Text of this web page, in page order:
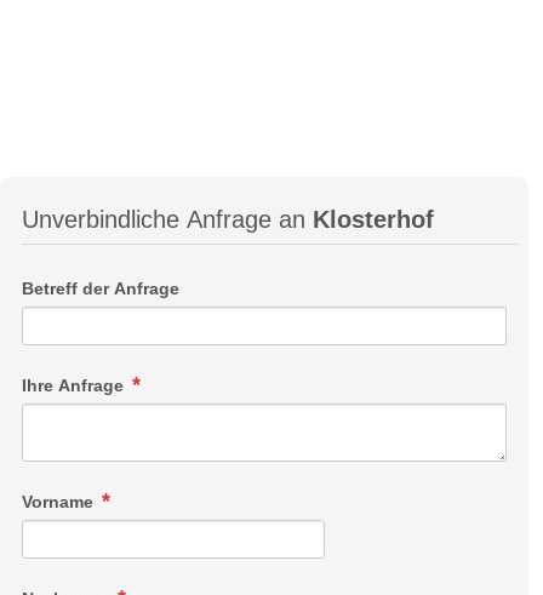
Unverbindliche Anfrage an Klosterhof
Betreff der Anfrage
Ihre Anfrage
Vorname